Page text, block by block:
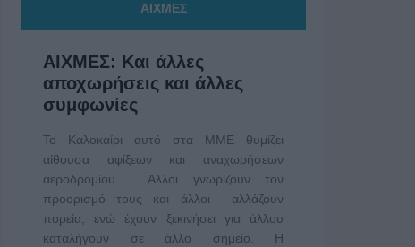
ΑΙΧΜΕΣ
ΑΙΧΜΕΣ: Και άλλες
αποχωρήσεις και άλλες
συμφωνίες
Το Καλοκαίρι αυτό στα ΜΜΕ θυμίζει
αίθουσα αφίξεων και αναχωρήσεων
αεροδρομίου. Άλλοι γνωρίζουν τον
προορισμό τους και άλλοι αλλάζουν
πορεία, ενώ έχουν ξεκινήσει για άλλου
καταλήγουν σε άλλο σημείο. Η